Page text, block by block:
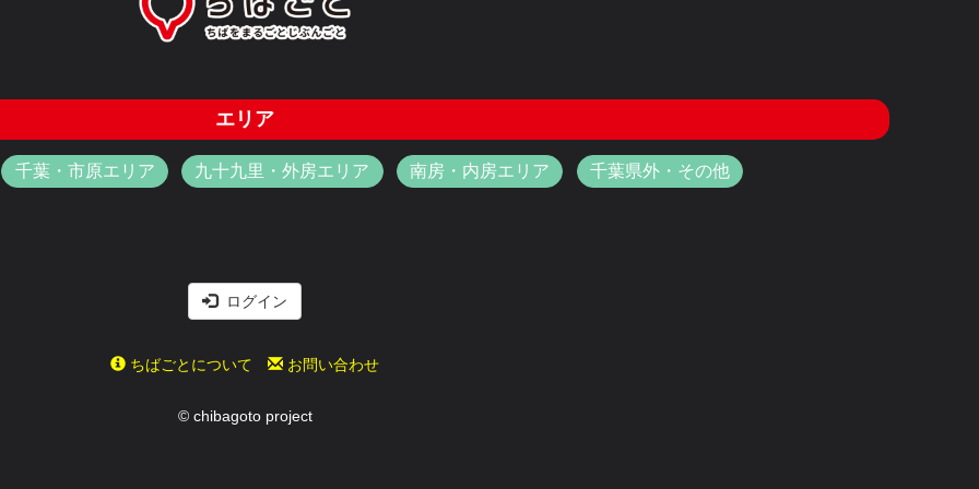
エリア
千葉・市原エリア 九十九里・外房エリア 南房・内房エリア 千葉県外・その他
ログイン
ちばごとについて お問い合わせ
© chibagoto project